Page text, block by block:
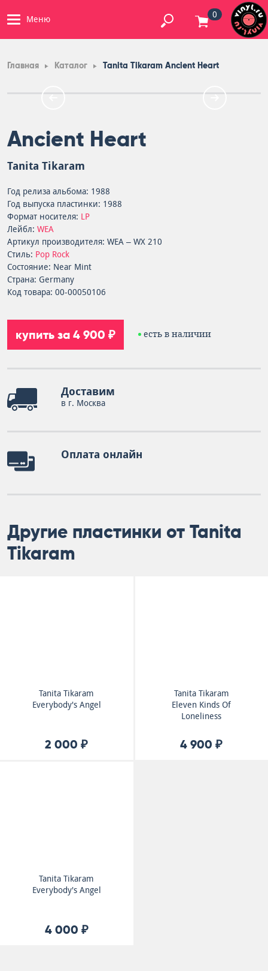
Меню 0
Главная Каталог Tanita Tikaram Ancient Heart
Ancient Heart
Tanita Tikaram
Год релиза альбома: 1988
Год выпуска пластинки: 1988
Формат носителя: LP
Лейбл: WEA
Артикул производителя: WEA – WX 210
Стиль: Pop Rock
Состояние: Near Mint
Страна: Germany
Код товара: 00-00050106
купить за 4 900 ₽ есть в наличии
Доставим
в г. Москва
Оплата онлайн
Другие пластинки от Tanita
Tikaram
Tanita Tikaram
Everybody's Angel
2 000 ₽
Tanita Tikaram
Eleven Kinds Of
Loneliness
4 900 ₽
Tanita Tikaram
Everybody's Angel
4 000 ₽